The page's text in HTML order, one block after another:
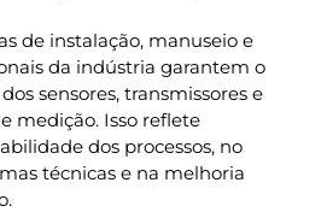
de instalação, manuseio e
da indústria garantem o
sensores, transmissores e
medição. Isso reflete
dos processos, no
técnicas e na melhoria